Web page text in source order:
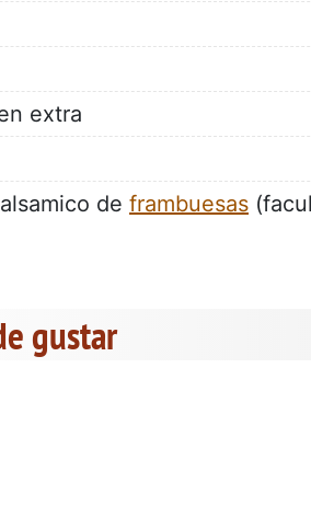
extra
de frambuesas
gustar